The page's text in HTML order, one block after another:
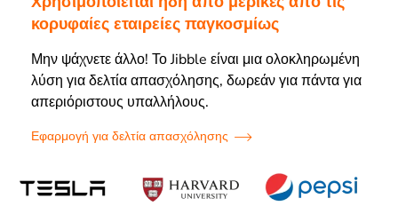
κορυφαίες εταιρείες παγκοσμίως
Μην ψάχνετε άλλο! Το Jibble είναι μια ολοκληρωμένη
λύση για δελτία απασχόλησης, δωρεάν για πάντα για
απεριόριστους υπαλλήλους.
Εφαρμογή για δελτία απασχόλησης